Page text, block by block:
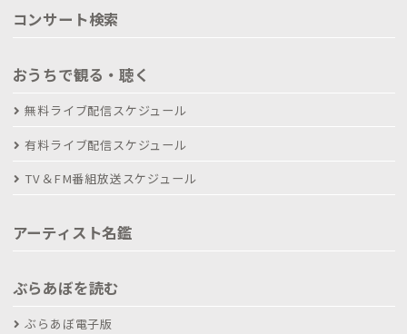
コンサート検索
おうちで観る・聴く
無料ライブ配信スケジュール
有料ライブ配信スケジュール
TV＆FM番組放送スケジュール
アーティスト名鑑
ぶらあぼを読む
ぶらあぼ電子版